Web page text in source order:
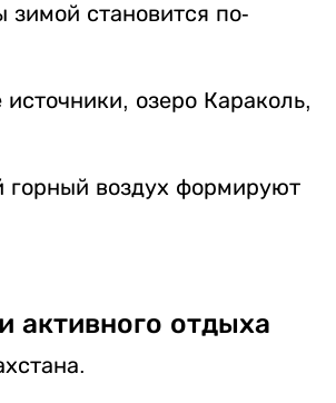
становится по-
озеро Караколь,
воздух формируют
активного отдыха